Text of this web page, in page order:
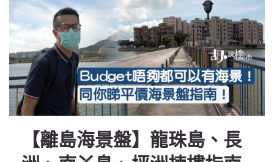
【離島海景盤】龍珠島、長